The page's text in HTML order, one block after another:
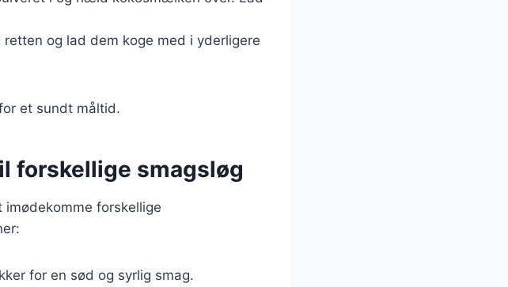
og lad dem koge med i yderligere
et sundt måltid.
forskellige smagsløg
imødekomme forskellige
for en sød og syrlig smag.